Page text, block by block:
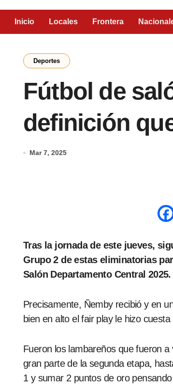
Inicio Locales Frontera
Deportes
Fútbol de
definición
Mar 7, 2025
Tras la jornada de este jueves, sigue al rojo vivo y nada está definido en el marco del
Grupo 2 de estas eliminatorias
Salón Departamento Central 2025.
Precisamente, Ñemby recibió y en
bien en alto el fair play le hizo
Fueron los lambareños que fueron
gran parte de la segunda etapa,
1 y sumar 2 puntos de oro